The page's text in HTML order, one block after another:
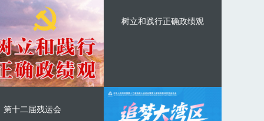
树立和践行正确政绩观
第十二届残运会